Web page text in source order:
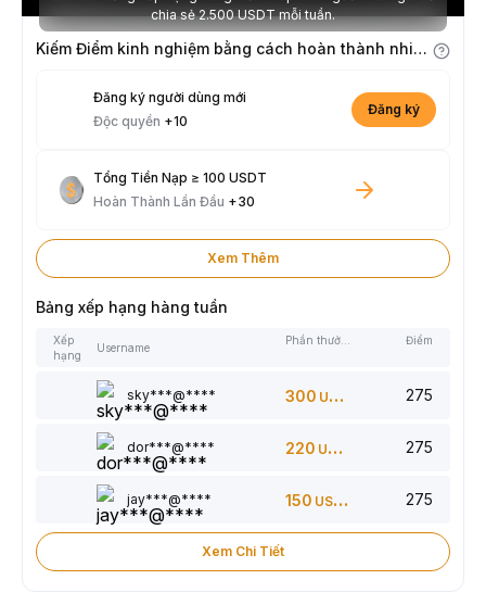
chia sẻ 2.500 USDT mỗi tuần.
Kiếm Điểm kinh nghiệm bằng cách hoàn thành nhiệm vụ
Đăng ký người dùng mới
Độc quyền +10
Đăng ký
Tổng Tiền Nạp ≥ 100 USDT
Hoàn Thành Lần Đầu +30
Xem Thêm
Bảng xếp hạng hàng tuần
Xếp
hạng
Username
Điểm
sky***@**** 300 USDT 275
dor***@**** 220 USDT 275
jay***@**** 150 USDT 275
Xem Chi Tiết